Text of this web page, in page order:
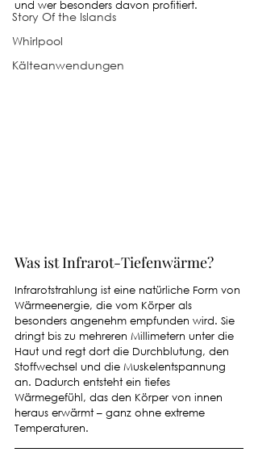
Story Of the Islands
Whirlpool
Kälteanwendungen
und wer besonders davon profitiert.
Was ist Infrarot-Tiefenwärme?
Infrarotstrahlung ist eine natürliche Form von
Wärmeenergie, die vom Körper als
besonders angenehm empfunden wird. Sie
dringt bis zu mehreren Millimetern unter die
Haut und regt dort die Durchblutung, den
Stoffwechsel und die Muskelentspannung
an. Dadurch entsteht ein tiefes
Wärmegefühl, das den Körper von innen
heraus erwärmt – ganz ohne extreme
Temperaturen.